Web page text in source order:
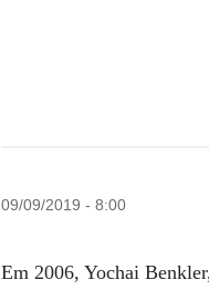
09/09/2019 - 8:00
Em 2006, Yochai